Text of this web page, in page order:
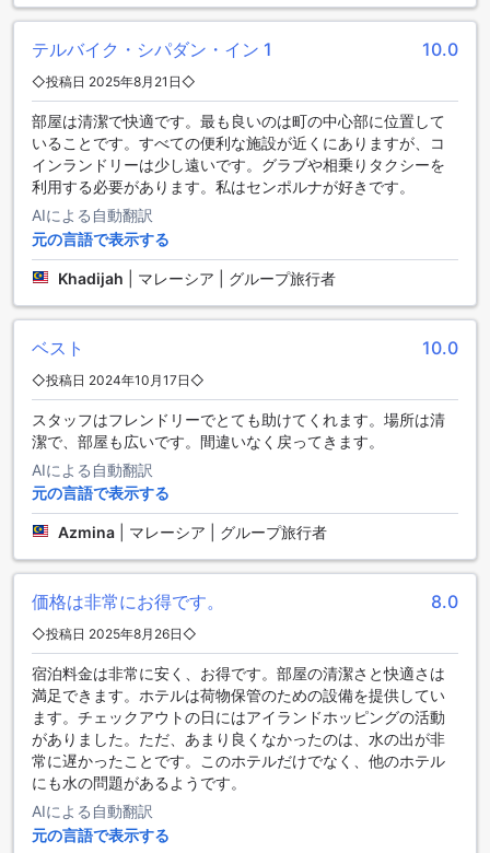
ビスを提供しています。毎日のハウスキーピングにより、清
は、快適な滞在をお求めの方に最適なホテルです。
便利なタクシーサービス
シパダン イン 1は、快適な滞在をお約束するために、便利な
タクシーサービスを提供しています。ホテルの敷地内には、
24時間利用可能なタクシースタンドがあり、いつでも簡単に
タクシーに乗ることができます。また、フレンドリーなスタ
ッフがお客様のためにタクシーの手配をお手伝いいたしま
す。シパダン イン 1へのアクセスが簡単になり、周辺エリア
の観光スポットやショッピングセンターへの移動も便利で
です。
快適な客室設備でリラックスできるシパダン イン 1
シパダン イン 1はセンポルナに位置する快適なホテルで、豪
華な客室設備が充実しています。客室内にはエアコンが完備
されており、快適な室温を保つことができます。さらに、ヘ
アドライヤーも備え付けられているため、旅行中でも髪のス
タイリングに困ることはありません。ホテルの客室にはバル
コニーやテラスもあり、美しい景色を眺めながらくつろぐこ
とができます。さらに、衛星放送やケーブルテレビも利用で
きるため、お好みの番組や映画を楽しむことができます。シ
パダン イン 1の客室設備は、快適な滞在をお約束します。
美味しい料理と快適な食事体験を提供するシパダン イン 1の
ダイニング施設
シパダン イン 1は、センポルナに位置するホテルで、美味し
い料理と快適な食事体験を提供しています。ホテル内には、
レストランとカフェがあり、多様な料理と飲み物を楽しむこ
とができます。レストランでは、地元の食材を使用した伝統
的なマレーシア料理や国際料理を提供しています。新鮮なシ
見た目の美しさでゲストを魅了します。また、カフェでは、
軽食やスイーツ、コーヒーや紅茶など、リラックスした雰囲
テルバイク・シパダン・イン 1 10.0
◇投稿日 2025年8月21日◇
部屋は清潔で快適です。最も良いのは町の中心部に位置して
いることです。すべての便利な施設が近くにありますが、コ
インランドリーは少し遠いです。グラブや相乗りタクシーを
利用する必要があります。私はセンポルナが好きです。
AIによる自動翻訳
元の言語で表示する
Khadijah マレーシア | グループ旅行者
ベスト 10.0
◇投稿日 2024年10月17日◇
スタッフはフレンドリーでとても助けてくれます。場所は清
潔で、部屋も広いです。間違いなく戻ってきます。
AIによる自動翻訳
元の言語で表示する
Azmina マレーシア | グループ旅行者
価格は非常にお得です。 8.0
◇投稿日 2025年8月26日◇
宿泊料金は非常に安く、お得です。部屋の清潔さと快適さは
満足できます。ホテルは荷物保管のための設備を提供してい
ます。チェックアウトの日にはアイランドホッピングの活動
がありました。ただ、あまり良くなかったのは、水の出が非
常に遅かったことです。このホテルだけでなく、他のホテル
にも水の問題があるようです。
AIによる自動翻訳
元の言語で表示する